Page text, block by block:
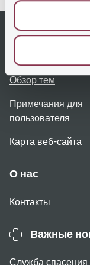
Обзор тем
Примечания для
пользователя
Карта веб-сайта
О нас
Контакты
Важные
Служба спасения